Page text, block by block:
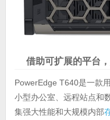
借助可扩展的平台
PowerEdge T640是一款
小型办公室、远程站点和
集强大性能和大规模内部